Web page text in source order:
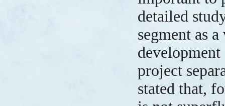
detailed
segment as
project
stated that,